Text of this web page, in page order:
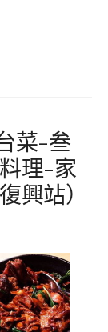
菜-叁
理-家
興站）